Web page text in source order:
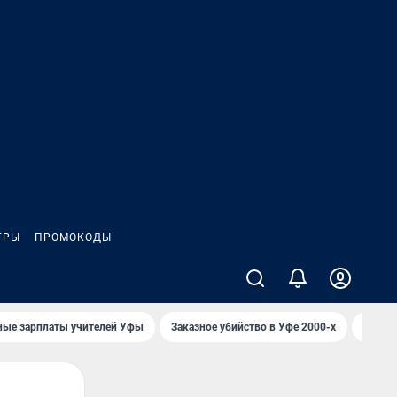
ПРОМОКОДЫ
зарплаты учителей Уфы Заказное убийство в Уфе 2000-х